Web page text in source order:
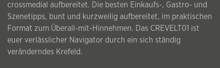
crossmedial aufbereitet. Die besten Einkaufs-, Gastro- und
Szenetipps, bunt und kurzweilig aufbereitet, im praktischen
Format zum Überall-mit-Hinnehmen. Das CREVELT01 ist
euer verlässlicher Navigator durch ein sich ständig
veränderndes Krefeld.